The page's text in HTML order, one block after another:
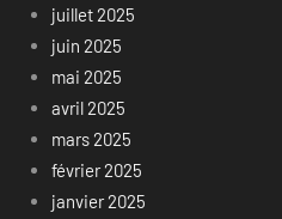
juillet 2025
juin 2025
mai 2025
avril 2025
mars 2025
février 2025
janvier 2025